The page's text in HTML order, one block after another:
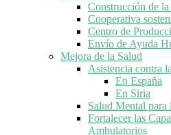
Construcción de
Cooperativa
Centro de
Envío de Ayuda
Mejora de la Salud
Asistencia contra
En España
En Siria
Salud Mental para
Fortalecer las
Ambulatorios